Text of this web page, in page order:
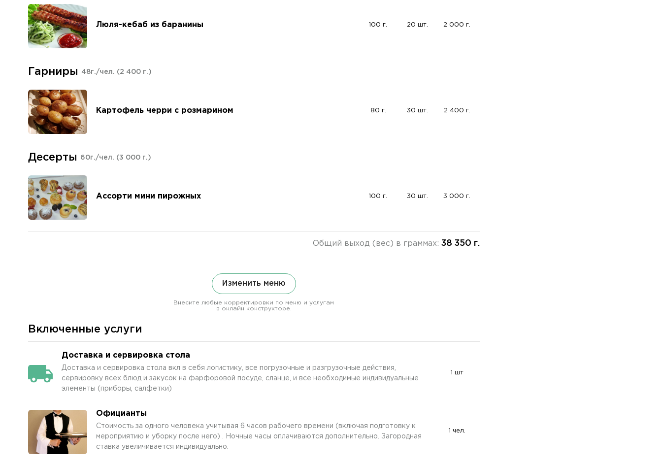
Люля-кебаб из баранины 100 г. 20 шт. 2 000 г.
Гарниры 48г./чел. (2 400 г.)
Картофель черри с розмарином 80 г. 30 шт. 2 400 г.
Десерты 60г./чел. (3 000 г.)
Ассорти мини пирожных 100 г. 30 шт. 3 000 г.
Общий выход (вес) в граммах: 38 350 г.
Изменить меню
Внесите любые корректировки по меню и услугам
в онлайн конструкторе.
Включенные услуги
Доставка и сервировка стола
Доставка и сервировка стола вкл в себя логистику, все погрузочные и разгрузочные действия,
сервировку всех блюд и закусок на фарфоровой посуде, сланце, и все необходимые индивидуальные
элементы (приборы, салфетки)
1 шт
Официанты
Стоимость за одного человека учитывая 6 часов рабочего времени (включая подготовку к
мероприятию и уборку после него) . Ночные часы оплачиваются дополнительно. Загородная
ставка увеличивается индивидуально.
1 чел.